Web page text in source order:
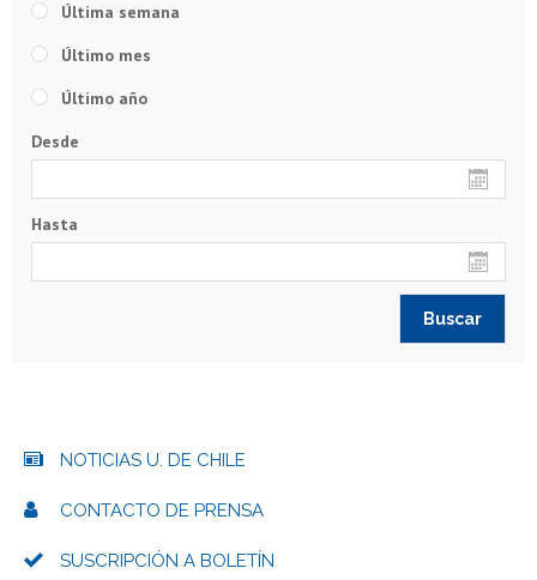
Última semana
Último mes
Último año
Desde
Hasta
NOTICIAS U. DE CHILE
CONTACTO DE PRENSA
SUSCRIPCIÓN A BOLETÍN